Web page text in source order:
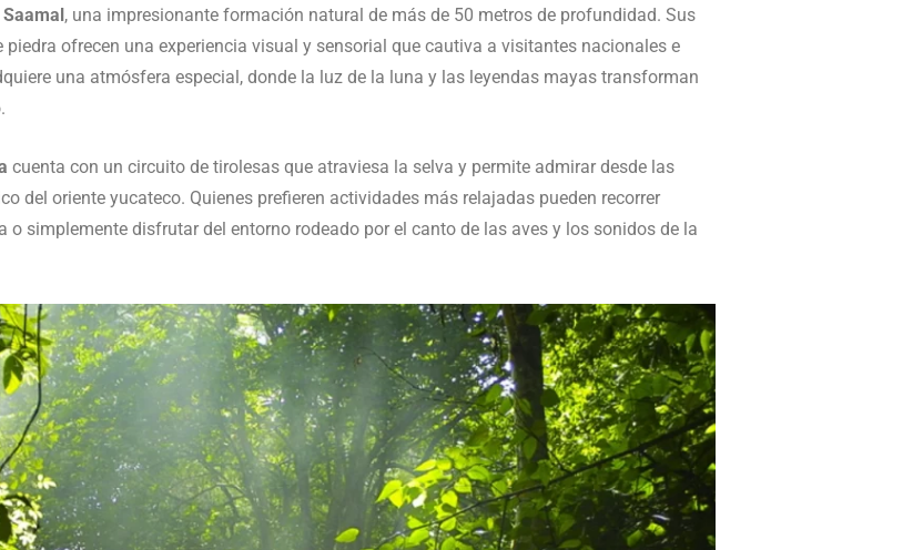
, una impresionante formación natural de más de 50 metros de profundidad. Sus
ofrecen una experiencia visual y sensorial que cautiva a visitantes nacionales e
una atmósfera especial, donde la luz de la luna y las leyendas mayas transforman
cuenta con un circuito de tirolesas que atraviesa la selva y permite admirar desde las
del oriente yucateco. Quienes prefieren actividades más relajadas pueden recorrer
o simplemente disfrutar del entorno rodeado por el canto de las aves y los sonidos de la